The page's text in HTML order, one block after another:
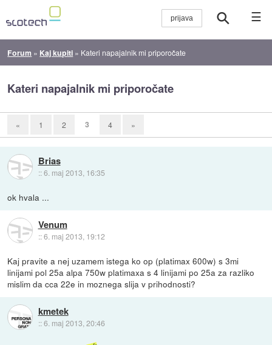
☰
Forum » Kaj kupiti » Kateri napajalnik mi priporočate
Kateri napajalnik mi priporočate
« 1 2 3 4 »
Brias
::6. maj 2013, 16:35
ok hvala ...
Venum
::6. maj 2013, 19:12
Kaj pravite a nej uzamem istega ko op (platimax 600w) s 3mi
linijami pol 25a alpa 750w platimaxa s 4 linijami po 25a za razliko
mislim da cca 22e in moznega slija v prihodnosti?
kmetek
::6. maj 2013, 20:46